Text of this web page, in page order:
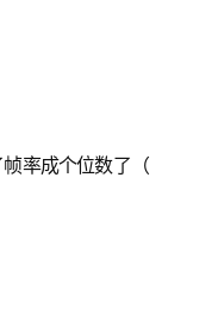
率成个位数了（